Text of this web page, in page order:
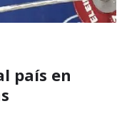
país en